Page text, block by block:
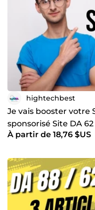
plusieurs commandes
plateforme auprès de
confiance pour ma
hightechbest
Je vais booster votre
sponsorisé Site DA
À partir de 18,76 $US